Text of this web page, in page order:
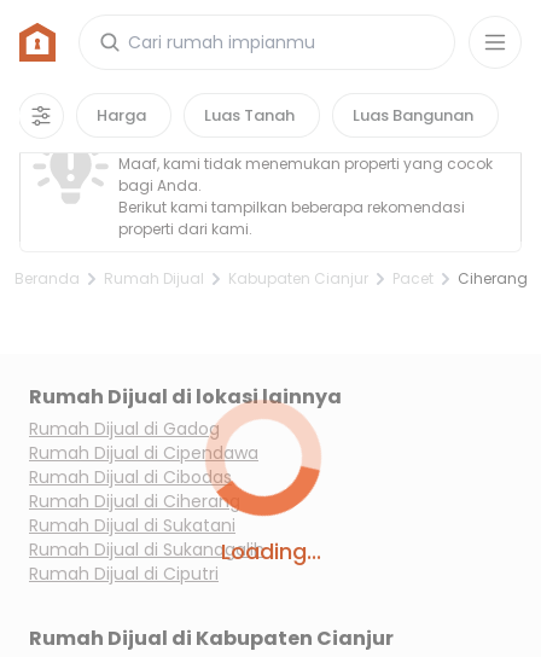
Harga Luas Tanah Luas Bangunan
Loading...
Rumah di Ciherang, Kabupaten Cianjur
0properti
Property Tidak Ditemukan
Maaf, kami tidak menemukan properti yang cocok
bagi Anda.
Berikut kami tampilkan beberapa rekomendasi
properti dari kami.
Beranda Rumah Dijual Kabupaten Cianjur Pacet Ciherang
Rumah Dijual di lokasi lainnya
Rumah Dijual di Gadog
Rumah Dijual di Cipendawa
Rumah Dijual di Cibodas
Rumah Dijual di Ciherang
Rumah Dijual di Sukatani
Rumah Dijual di Sukanagalih
Rumah Dijual di Ciputri
Rumah Dijual di Kabupaten Cianjur